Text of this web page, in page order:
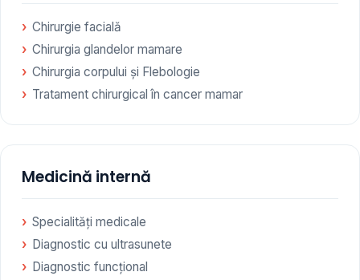
Chirurgie facială
Chirurgia glandelor mamare
Chirurgia corpului și Flebologie
Tratament chirurgical în cancer mamar
Medicină internă
Specialități medicale
Diagnostic cu ultrasunete
Diagnostic funcțional